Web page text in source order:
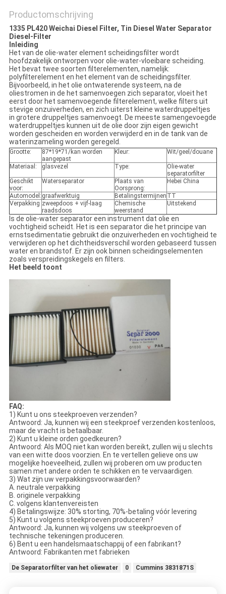
Productomschrijving
1335 PL420 Weichai Diesel Filter, Tin Diesel Water Separator
Diesel-Filter
Inleiding
Het van de olie-water element scheidingsfilter wordt
hoofdzakelijk ontworpen voor olie-water-vloeibare scheiding.
Het bevat twee soorten filterelementen, namelijk:
polyfilterelement en het element van de scheidingsfilter.
Bijvoorbeeld, in het olie ontwaterende systeem, na de
oliestromen in de het samenvoegen zich separator, vloeit het
eerst door het samenvoegende filterelement, welke filters uit
stevige onzuiverheden, en zich uiterst kleine waterdruppeltjes
in grotere druppeltjes samenvoegt. De meeste samengevoegde
waterdruppeltjes kunnen uit de olie door zijn eigen gewicht
worden gescheiden en worden verwijderd en in de tank van de
waterinzameling worden geregeld.
Grootte:
87*19*71/kan worden
aangepast
Kleur: Wit/geel/douane
Materiaal: glasvezel Type:
Olie-water
separatorfilter
Geschikt
voor:
Waterseparator
Plaats van
Oorsprong:
Hebei China
Automodel: graafwerktuig Betalingstermijnen TT
Verpakking zweepdoos + vijf-laag
raadsdoos
Chemische
weerstand
Uitstekend
Is de olie-water separator een instrument dat olie en
vochtigheid scheidt. Het is een separator die het principe van
ernstsedimentatie gebruikt die onzuiverheden en vochtigheid te
verwijderen op het dichtheidsverschil worden gebaseerd tussen
water en brandstof. Er zijn ook binnen scheidingselementen
zoals verspreidingskegels en filters.
Het beeld toont
FAQ:
1) Kunt u ons steekproeven verzenden?
Antwoord: Ja, kunnen wij een steekproef verzenden kostenloos,
maar de vracht is betaalbaar.
2) Kunt u kleine orden goedkeuren?
Antwoord: Als MOQ niet kan worden bereikt, zullen wij u slechts
van een witte doos voorzien. En te vertellen gelieve ons uw
mogelijke hoeveelheid, zullen wij proberen om uw producten
samen met andere orden te schikken en te vervaardigen.
3) Wat zijn uw verpakkingsvoorwaarden?
A. neutrale verpakking
B. originele verpakking
C. volgens klantenvereisten
4) Betalingswijze: 30% storting, 70%-betaling vóór levering
5) Kunt u volgens steekproeven produceren?
Antwoord: Ja, kunnen wij volgens uw steekproeven of
technische tekeningen produceren.
6) Bent u een handelsmaatschappij of een fabrikant?
Antwoord: Fabrikanten met fabrieken
De Separatorfilter van het oliewater 0 Cummins 3831871S